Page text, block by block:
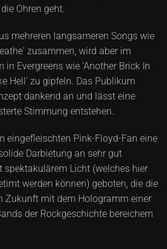
Ohren geht.
mehreren langsameren Songs wie
zusammen, wird aber im
in Evergreens wie 'Another Brick In
Hell' zu gipfeln. Das Publikum
dankend an und lässt eine
Stimmung entstehen.
eingefleischten Pink-Floyd-Fan eine
Darbietung an sehr gut
spektakulärem Licht (welches hier
werden können) geboten, die die
Zukunft mit dem Hologramm einer
der Rockgeschichte bereichern